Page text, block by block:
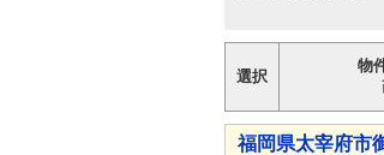
選択
物
福岡県太宰府市